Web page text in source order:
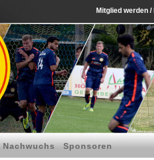
Mitglied werden
Nachwuchs Sponsoren